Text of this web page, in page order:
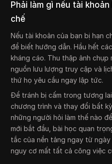
Phải làm gì nếu tài
chế
Nếu tài khoản của bạn bị hạn
để biết hướng dẫn. Hầu hết
kháng cáo. Thu thập ảnh chụp
nguồn lưu lượng truy cập và
thứ họ yêu cầu ngay lập tức.
Để tránh bị cấm trong tương
chương trình và thay đổi bất
những người hỏi làm thế nào
mới bắt đầu, bài học quan
tắc của nền tảng ngay từ
nguy cơ mất tất cả công việc